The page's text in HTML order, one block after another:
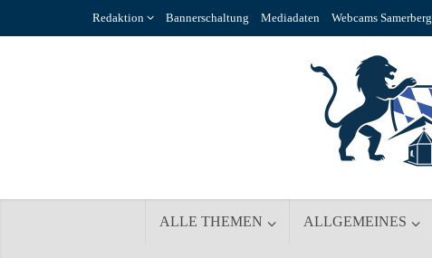
Redaktion Bannerschaltung Mediadaten Webcams Samerberg
ALLE THEMEN ALLGEMEINES